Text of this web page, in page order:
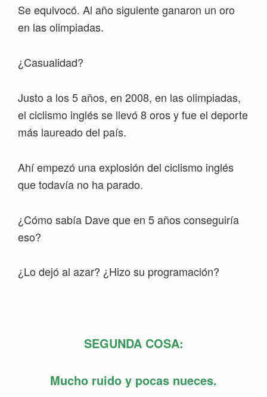
Se equivocó. Al año siguiente ganaron un oro
en las olimpiadas.
¿Casualidad?
Justo a los 5 años, en 2008, en las olimpiadas,
el ciclismo inglés se llevó 8 oros y fue el deporte
más laureado del país.
Ahí empezó una explosión del ciclismo inglés
que todavía no ha parado.
¿Cómo sabía Dave que en 5 años conseguiría
eso?
¿Lo dejó al azar? ¿Hizo su programación?
SEGUNDA COSA:
Mucho ruido y pocas nueces.